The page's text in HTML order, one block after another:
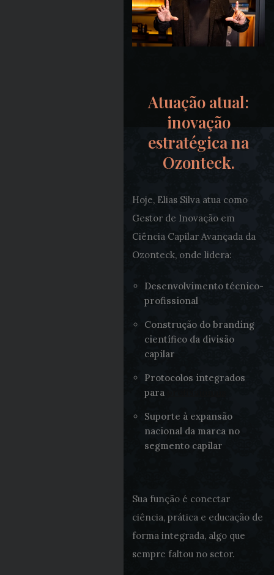
Atuação atual:
inovação
estratégica na
Ozonteck.
Hoje, Elias Silva atua como
Gestor de Inovação em
Ciência Capilar Avançada da
Ozonteck, onde lidera:
Desenvolvimento técnico-
profissional
Construção do branding
científico da divisão
capilar
Protocolos integrados
para
Suporte à expansão
nacional da marca no
segmento capilar
Sua função é conectar
ciência, prática e educação de
forma integrada, algo que
sempre faltou no setor.